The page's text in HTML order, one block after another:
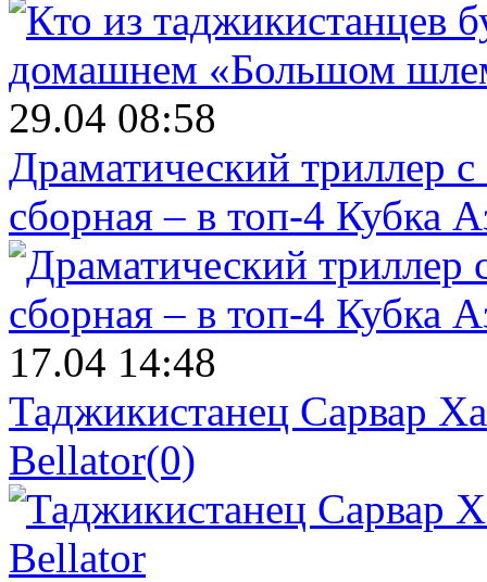
29.04 08:58
Драматический триллер
сборная – в топ-4 Кубка
17.04 14:48
Таджикистанец Сарвар
Bellator(0)